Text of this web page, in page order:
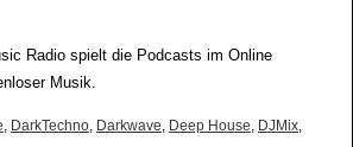
Radio spielt die Podcasts im Online
Musik.
, DarkTechno, Darkwave, Deep House, DJMix,